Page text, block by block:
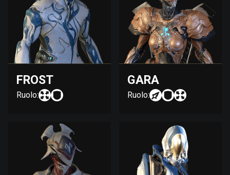
FROST
Ruolo:
GARA
Ruolo: